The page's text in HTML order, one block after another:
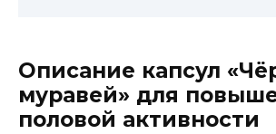
Описание капсул
муравей» для
половой активности